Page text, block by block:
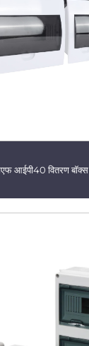
आईपी40 वितरण बॉक्स